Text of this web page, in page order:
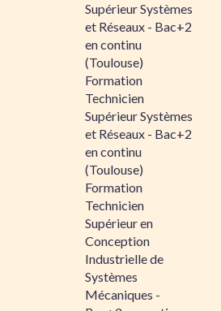
Supérieur Systèmes
et Réseaux - Bac+2
en continu
(Toulouse)
Formation
Technicien
Supérieur Systèmes
et Réseaux - Bac+2
en continu
(Toulouse)
Formation
Technicien
Supérieur en
Conception
Industrielle de
Systèmes
Mécaniques -